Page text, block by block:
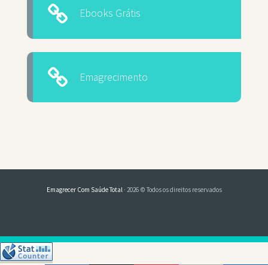
Ebooks Grátis
Emagrecimento
Emagrecer Com Saúde Total · 2026 © Todos os direitos reservados